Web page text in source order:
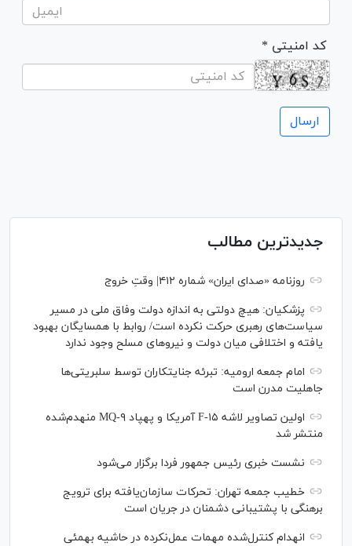
* کد امنیتی
جدیدترین مطالب
روزنامه «صدای ایران» شماره ۴۱۲| وقتِ خروج
پزشکیان: هیچ دولتی به اندازه دولت وفاق ملی در مسیر
سیاست‌های رهبری حرکت نکرده است/ روابط با همسایگان بهبود
یافته و اختلافی میان دولت و نیروهای مسلح وجود ندارد
امام جمعه ارومیه: تبرئه جنایتکاران توسط سلبریتی‌ها
جاهلیت مدرن است
اولین تصاویر لاشه F-۱۵ آمریکا و پهپاد MQ-۹ منهدم‌شده
منتشر شد
نشست خبری رئیس‌ جمهور فردا برگزار می‌شود
خطیب جمعه تهران: تحرکات سازمان‌یافته برای ترویج
برهنگی با پشتیبانی دشمنان در جریان است
انهدام کنترل‌شده مهمات عمل‌نکرده در حاشیه بهمئی